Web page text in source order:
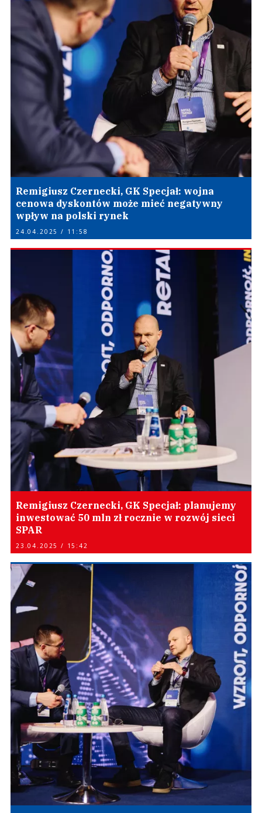
Remigiusz Czernecki, GK Specjał: wojna
cenowa dyskontów może mieć negatywny
wpływ na polski rynek
24.04.2025 / 11:58
Remigiusz Czernecki, GK Specjał: planujemy
inwestować 50 mln zł rocznie w rozwój sieci
SPAR
23.04.2025 / 15:42